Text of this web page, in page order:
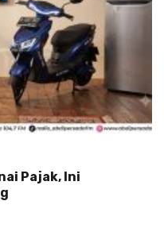
Pajak, Ini